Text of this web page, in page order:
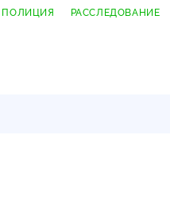
ПОЛИЦИЯ
РАССЛЕДОВАНИЕ